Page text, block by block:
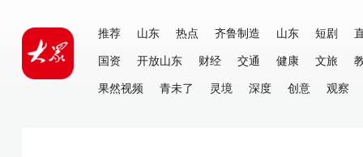
推荐 山东 热点 齐鲁制造 山东 短剧
国资
开放山东 财经 交通 健康 文旅
果然视频
青未了 灵境 深度 创意 观察